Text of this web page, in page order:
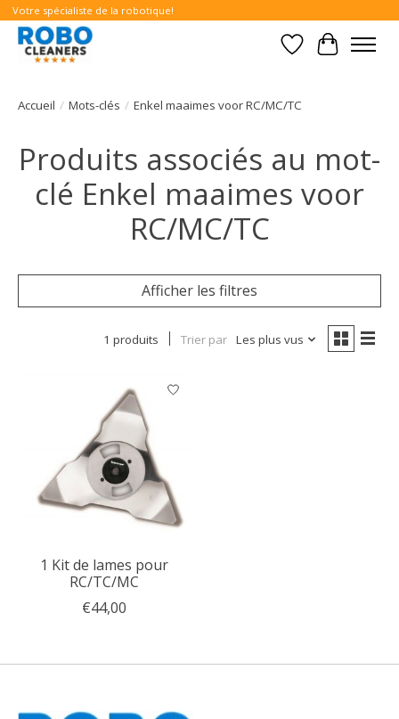
Votre spécialiste de la robotique!
Liste dePanier
Accueil / Mots-clés / Enkel maaimes voor RC/MC/TC
Produits associés au mot-
clé Enkel maaimes voor
RC/MC/TC
Afficher les filtres
1 produits Trier par Les plus vus
1 Kit de lames pour
RC/TC/MC
€44,00